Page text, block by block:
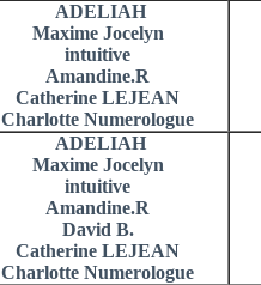
ADELIAH
Maxime Jocelyn
intuitive
Amandine.R
Catherine LEJEAN
Charlotte Numerologue
ADELIAH
Maxime Jocelyn
intuitive
Amandine.R
David B.
Catherine LEJEAN
Charlotte Numerologue